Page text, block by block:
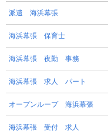
派遣 海浜幕張
海浜幕張 保育士
海浜幕張 夜勤 事務
海浜幕張 求人 パート
オープンループ 海浜幕張
海浜幕張 受付 求人